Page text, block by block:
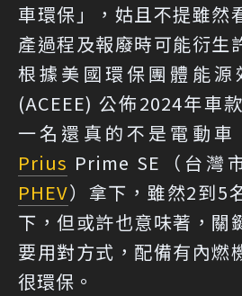
車環保」，姑且不提雖然
產過程及報廢時可能衍生
根據美國環保團體能源
(ACEEE) 公佈2024年車
一名還真的不是電動車
Prius Prime SE（台灣
PHEV）拿下，雖然2到5
下，但或許也意味著，關
要用對方式，配備有內燃
很環保。